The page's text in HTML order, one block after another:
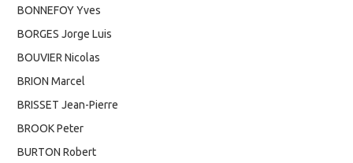
BONNEFOY Yves
BORGES Jorge Luis
BOUVIER Nicolas
BRION Marcel
BRISSET Jean-Pierre
BROOK Peter
BURTON Robert